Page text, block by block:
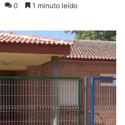
0 1 minuto leído